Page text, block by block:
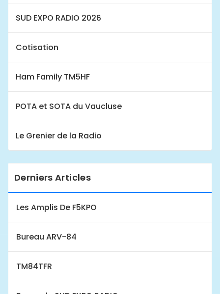
SUD EXPO RADIO 2026
Cotisation
Ham Family TM5HF
POTA et SOTA du Vaucluse
Le Grenier de la Radio
Derniers Articles
Les Amplis De F5KPO
Bureau ARV-84
TM84TFR